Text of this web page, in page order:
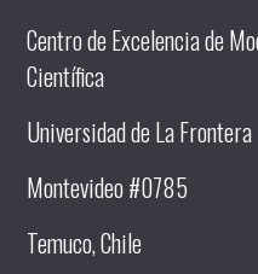
Centro de Excelencia de
Científica
Universidad de La Frontera
Montevideo #0785
Temuco, Chile